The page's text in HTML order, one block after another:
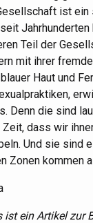
ist
Jahr­hun­der­ten
Teil der
mit ihrer
Haut und
Denn die sind
Zeit, dass wir
Und sie sind
Zonen kom­men
ist ein Arti­kel zur